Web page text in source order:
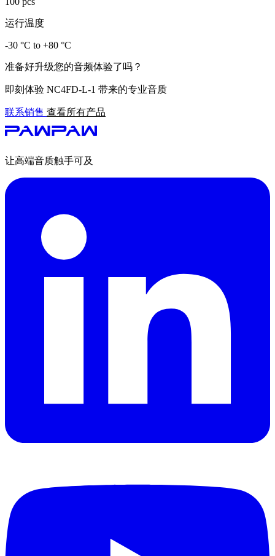
运行温度
-30 °C to +80 °C
准备好升级您的音频体验了吗？
即刻体验 NC4FD-L-1 带来的专业音质
联系销售 查看所有产品
让高端音质触手可及